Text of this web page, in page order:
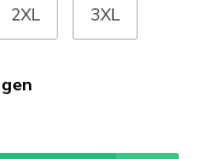
2XL 3XL